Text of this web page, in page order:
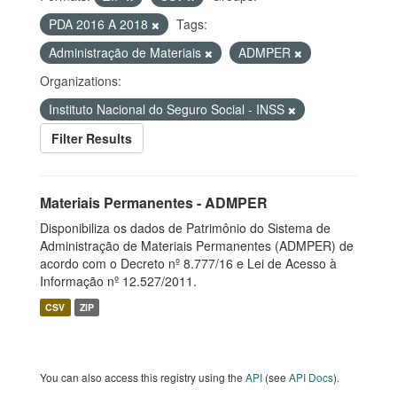
PDA 2016 A 2018
Tags:
Administração de Materiais
ADMPER
Organizations:
Instituto Nacional do Seguro Social - INSS
Filter Results
Materiais Permanentes - ADMPER
Disponibiliza os dados de Patrimônio do Sistema de
Administração de Materiais Permanentes (ADMPER) de
acordo com o Decreto nº 8.777/16 e Lei de Acesso à
Informação nº 12.527/2011.
CSV ZIP
You can also access this registry using the API (see API Docs).